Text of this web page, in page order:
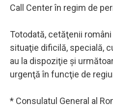
Call Center în regim de
Totodată, cetăţenii
situaţie dificilă, specială,
au la dispoziţie şi
urgenţă în funcţie de
* Consulatul General al